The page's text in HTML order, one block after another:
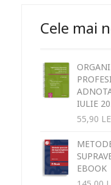
Cele mai
IULIE
55,90
EBOOK